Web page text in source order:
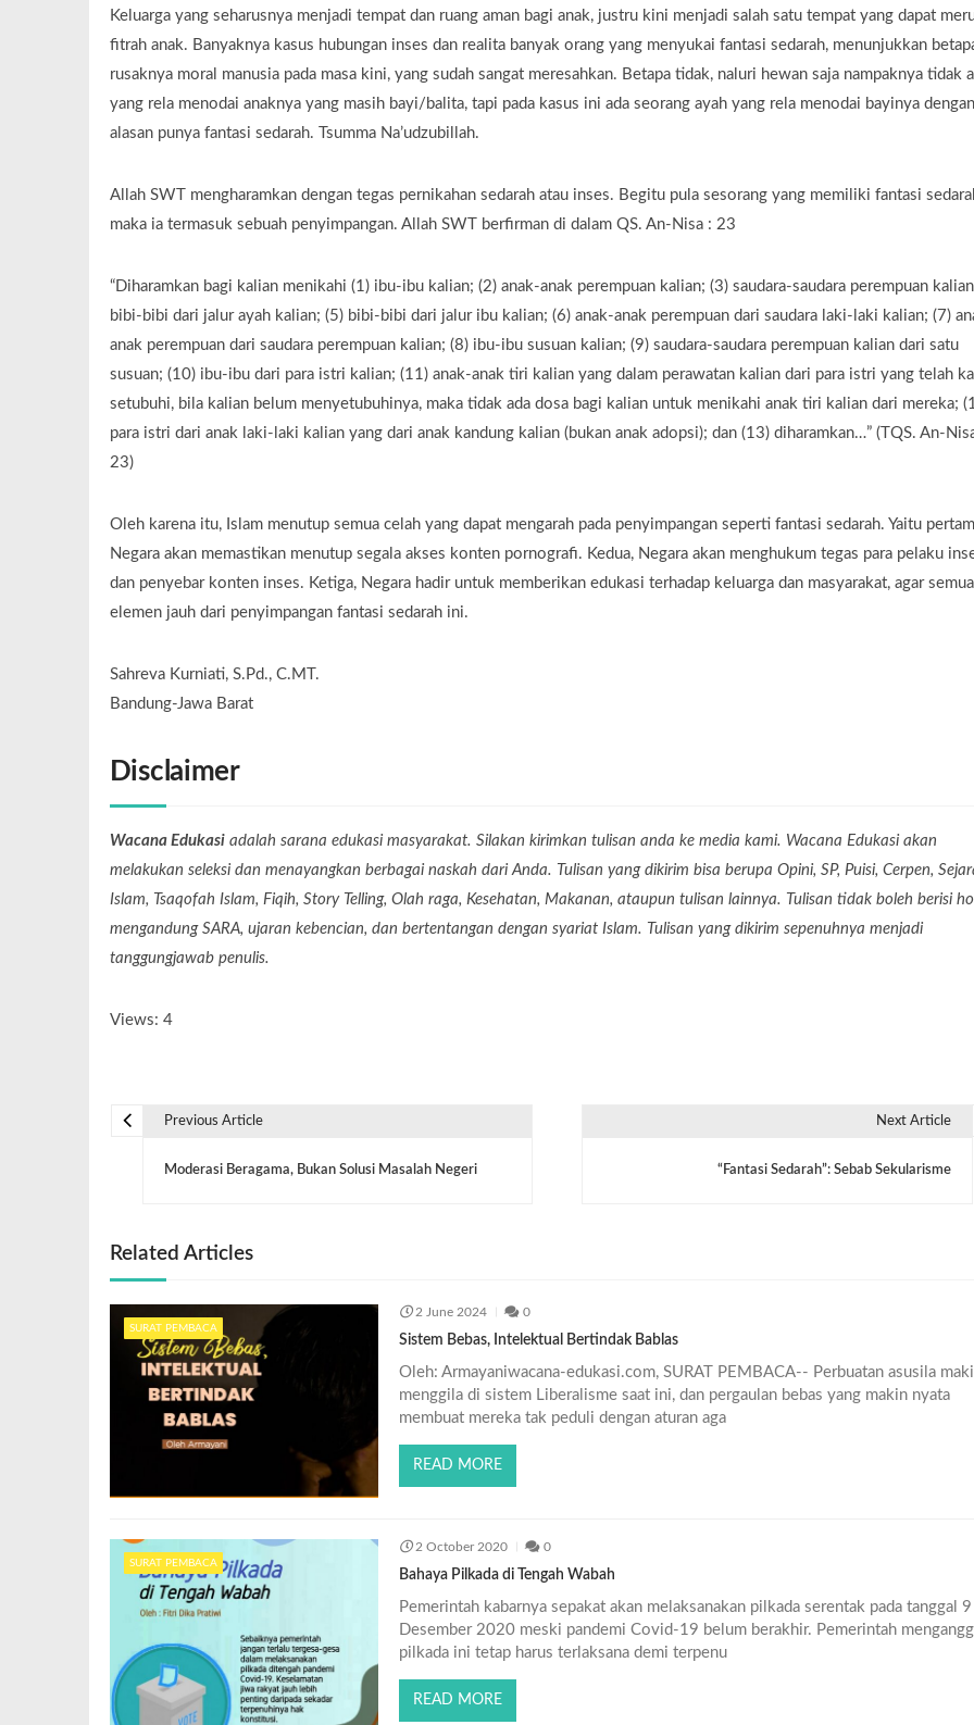
Keluarga yang seharusnya menjadi tempat dan ruang aman bagi anak, justru kini menjadi salah satu tempat yang dapat
fitrah anak. Banyaknya kasus hubungan inses dan realita banyak orang yang menyukai fantasi sedarah, menunjukkan
rusaknya moral manusia pada masa kini, yang sudah sangat meresahkan. Betapa tidak, naluri hewan saja nampaknya tidak
yang rela menodai anaknya yang masih bayi/balita, tapi pada kasus ini ada seorang ayah yang rela menodai bayinya dengan
alasan punya fantasi sedarah. Tsumma Na’udzubillah.
Allah SWT mengharamkan dengan tegas pernikahan sedarah atau inses. Begitu pula sesorang yang memiliki fantasi
maka ia termasuk sebuah penyimpangan. Allah SWT berfirman di dalam QS. An-Nisa : 23
“Diharamkan bagi kalian menikahi (1) ibu-ibu kalian; (2) anak-anak perempuan kalian; (3) saudara-saudara perempuan
bibi-bibi dari jalur ayah kalian; (5) bibi-bibi dari jalur ibu kalian; (6) anak-anak perempuan dari saudara laki-laki kalian; (7)
anak perempuan dari saudara perempuan kalian; (8) ibu-ibu susuan kalian; (9) saudara-saudara perempuan kalian dari satu
susuan; (10) ibu-ibu dari para istri kalian; (11) anak-anak tiri kalian yang dalam perawatan kalian dari para istri yang telah
setubuhi, bila kalian belum menyetubuhinya, maka tidak ada dosa bagi kalian untuk menikahi anak tiri kalian dari mereka;
para istri dari anak laki-laki kalian yang dari anak kandung kalian (bukan anak adopsi); dan (13) diharamkan…” (TQS. An-
23)
Oleh karena itu, Islam menutup semua celah yang dapat mengarah pada penyimpangan seperti fantasi sedarah. Yaitu
Negara akan memastikan menutup segala akses konten pornografi. Kedua, Negara akan menghukum tegas para pelaku
dan penyebar konten inses. Ketiga, Negara hadir untuk memberikan edukasi terhadap keluarga dan masyarakat, agar semua
elemen jauh dari penyimpangan fantasi sedarah ini.
Sahreva Kurniati, S.Pd., C.MT.
Bandung-Jawa Barat
Disclaimer
Wacana Edukasiadalah sarana edukasi masyarakat. Silakan kirimkan tulisan anda ke media kami. Wacana Edukasi akan
melakukan seleksi dan menayangkan berbagai naskah dari Anda. Tulisan yang dikirim bisa berupa Opini, SP, Puisi, Cerpen,
Islam, Tsaqofah Islam, Fiqih, Story Telling, Olah raga, Kesehatan, Makanan, ataupun tulisan lainnya. Tulisan tidak boleh berisi
mengandung SARA, ujaran kebencian, dan bertentangan dengan syariat Islam. Tulisan yang dikirim sepenuhnya menjadi
tanggungjawab penulis.
Views: 4
Previous Article
Moderasi Beragama, Bukan Solusi Masalah Negeri
Next Article
“Fantasi Sedarah”: Sebab Sekularisme
Related Articles
SURAT PEMBACA
2 June 2024 0
Sistem Bebas, Intelektual Bertindak Bablas
Oleh: Armayaniwacana-edukasi.com, SURAT PEMBACA-- Perbuatan asusila
menggila di sistem Liberalisme saat ini, dan pergaulan bebas yang makin nyata
membuat mereka tak peduli dengan aturan aga
READ MORE
SURAT PEMBACA
2 October 2020 0
Bahaya Pilkada di Tengah Wabah
Pemerintah kabarnya sepakat akan melaksanakan pilkada serentak pada tanggal 9
Desember 2020 meski pandemi Covid-19 belum berakhir. Pemerintah
pilkada ini tetap harus terlaksana demi terpenu
READ MORE